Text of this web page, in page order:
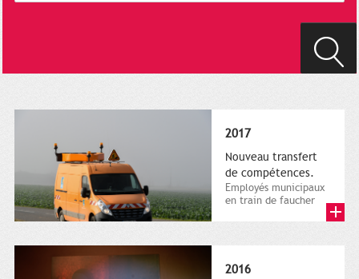
2017
Nouveau transfert
de compétences.
Employés municipaux
en train de faucher
2016